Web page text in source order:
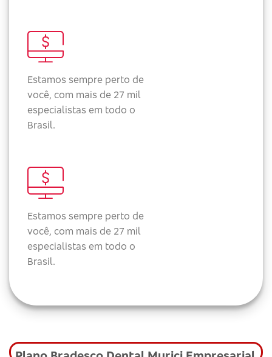
Estamos sempre perto de
você, com mais de 27 mil
especialistas em todo o
Brasil.
Estamos sempre perto de
você, com mais de 27 mil
especialistas em todo o
Brasil.